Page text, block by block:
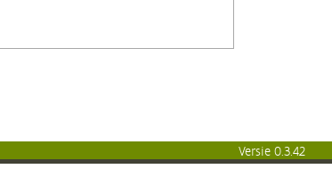
Versie 0.3.42